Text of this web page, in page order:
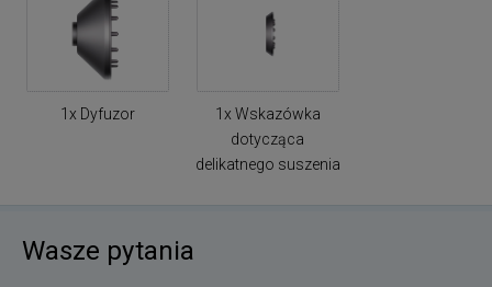
1x Dyfuzor
1x Wskazówka
dotycząca
delikatnego suszenia
Wasze pytania